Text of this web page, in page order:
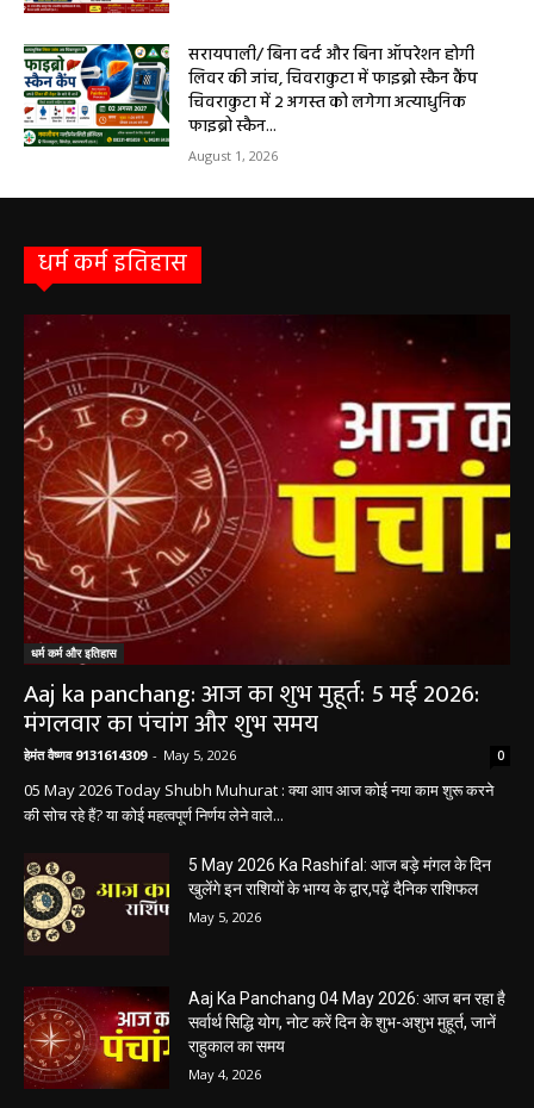
सरायपाली/ बिना दर्द और बिना ऑपरेशन होगी
लिवर की जांच, चिवराकुटा में फाइब्रो स्कैन कैंप
चिवराकुटा में 2 अगस्त को लगेगा अत्याधुनिक
फाइब्रो स्कैन...
August 1, 2026
धर्म कर्म इतिहास
धर्म कर्म और इतिहास
Aaj ka panchang: आज का शुभ मुहूर्त: 5 मई 2026:
मंगलवार का पंचांग और शुभ समय
हेमंत वैष्णव 9131614309 - May 5, 2026 0
05 May 2026 Today Shubh Muhurat : क्या आप आज कोई नया काम शुरू करने
की सोच रहे हैं? या कोई महत्वपूर्ण निर्णय लेने वाले...
5 May 2026 Ka Rashifal: आज बड़े मंगल के दिन
खुलेंगे इन राशियों के भाग्य के द्वार,पढ़ें दैनिक राशिफल
May 5, 2026
Aaj Ka Panchang 04 May 2026: आज बन रहा है
सर्वार्थ सिद्धि योग, नोट करें दिन के शुभ-अशुभ मुहूर्त, जानें
राहुकाल का समय
May 4, 2026